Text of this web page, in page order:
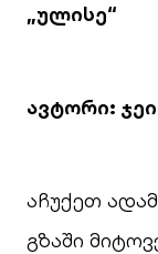
„ულისე“
ავტორი:
აჩუქეთ
გზაში